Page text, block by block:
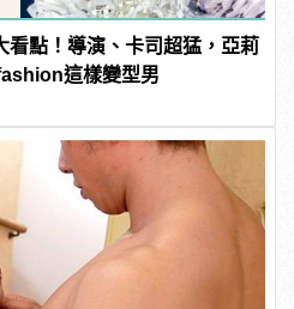
看點！導演、卡司超猛，亞莉
這樣變型男